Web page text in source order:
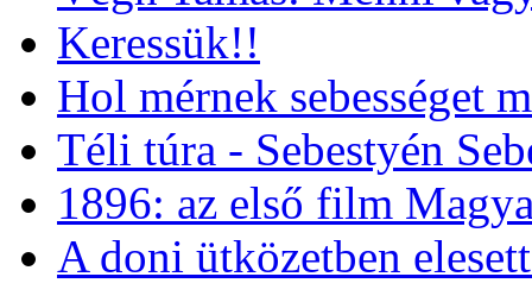
Keressük!!
Hol mérnek sebességet
Téli túra - Sebestyén
1896: az első film
A doni ütközetben